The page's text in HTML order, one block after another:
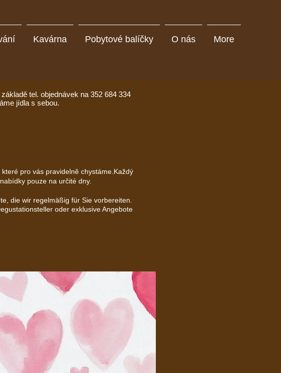
Kavárna Pobytové balíčky O nás More
tel. objednávek na 352 684 334
jídla s sebou.
pro vás pravidelně chystáme.Každý
pouze na určité dny.
die wir regelmäßig für Sie vorbereiten.
oder exklusive Angebote